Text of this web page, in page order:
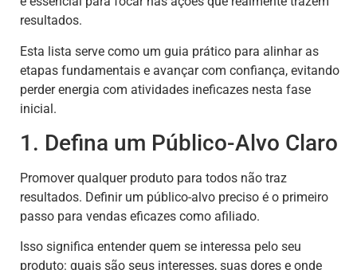
resultados.
Esta lista serve como um guia prático para alinhar as
etapas fundamentais e avançar com confiança, evitando
perder energia com atividades ineficazes nesta fase
inicial.
1. Defina um Público-Alvo Claro
Promover qualquer produto para todos não traz
resultados. Definir um público-alvo preciso é o primeiro
passo para vendas eficazes como afiliado.
Isso significa entender quem se interessa pelo seu
produto: quais são seus interesses, suas dores e onde